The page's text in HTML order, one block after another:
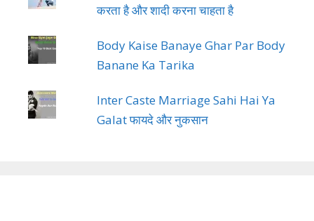
करता है और शादी करना चाहता है
Body Kaise Banaye Ghar Par Body
Banane Ka Tarika
Inter Caste Marriage Sahi Hai Ya
Galat फायदे और नुकसान